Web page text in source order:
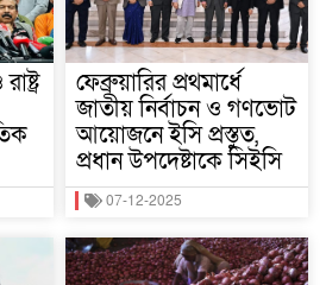
ফেব্রুয়ারির প্রথমার্ধে
জাতীয় নির্বাচন ও গণভোট
আয়োজনে ইসি প্রস্তুত,
প্রধান উপদেষ্টাকে সিইসি
07-12-2025